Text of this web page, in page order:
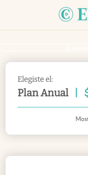
Elegiste el:
Plan Anual